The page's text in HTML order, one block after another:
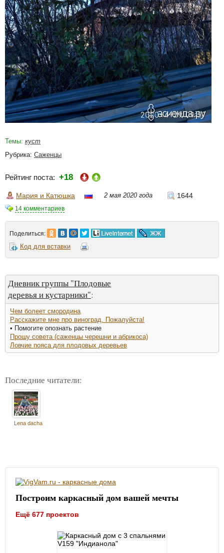
Темы: куст
Рубрика: Саженцы
Рейтинг поста: +18
Мария и Катюшка 2 мая 2020 года 1644
14 комментариев
Поделиться:
Код для вставки
Дневник группы "Плодовые
деревья и кустарники":
Чем болеет смородина
Расскажите мне про виноград. Пожалуйста!
• Помогите опознать растение
Прошу совета (саженцы черешни и абрикоса)
Ловчие пояса для плодовых деревьев
Последние читатели:
Lena dacha
Построим каркасный дом вашей мечты
Ещё 677 проектов